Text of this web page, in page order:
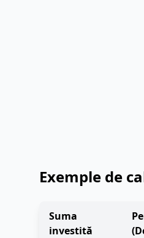
Exemple de
Suma
investită